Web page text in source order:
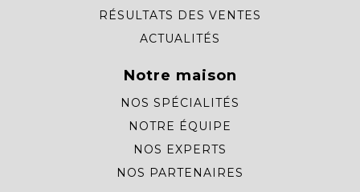
RÉSULTATS DES VENTES
ACTUALITÉS
Notre maison
NOS SPÉCIALITÉS
NOTRE ÉQUIPE
NOS EXPERTS
NOS PARTENAIRES